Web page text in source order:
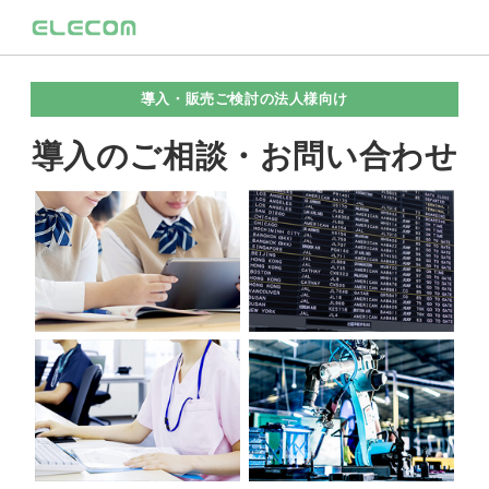
導入・販売ご検討の法人様向け
導入のご相談・お問い合わせ